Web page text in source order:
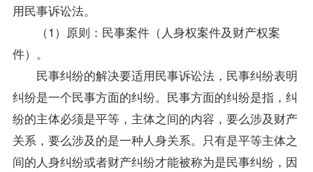
用民事诉讼法。
（1）原则：民事案件（人身权案件及财产权案
件）。
民事纠纷的解决要适用民事诉讼法，民事纠纷表明
纠纷是一个民事方面的纠纷。民事方面的纠纷是指，纠
纷的主体必须是平等，主体之间的内容，要么涉及财产
关系，要么涉及的是一种人身关系。只有是平等主体之
间的人身纠纷或者财产纠纷才能被称为是民事纠纷，因